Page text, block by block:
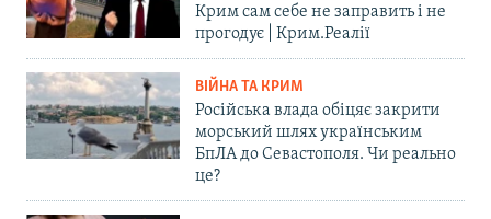
Крим сам себе не заправить і не
прогодує | Крим.Реалії
ВІЙНА ТА КРИМ
Російська влада обіцяє закрити
морський шлях українським
БпЛА до Севастополя. Чи реально
це?